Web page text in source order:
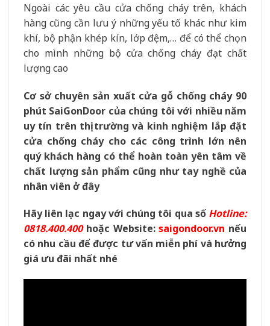
Ngoài các yêu cầu cửa chống cháy trên, khách
hàng cũng cần lưu ý những yếu tố khác như kim
khí, bộ phận khép kín, lớp đệm,… để có thể chọn
cho mình những bộ cửa chống cháy đạt chất
lượng cao
Cơ sở chuyên sản xuất cửa gỗ chống cháy 90
phút SaiGonDoor của chúng tôi với nhiều năm
uy tín trên thị trường và kinh nghiệm lắp đặt
cửa chống cháy cho các công trình lớn nên
quý khách hàng có thể hoàn toàn yên tâm về
chất lượng sản phẩm cũng như tay nghề của
nhân viên ở đây
Hãy liên lạc ngay với chúng tôi qua số Hotline:
0818.400.400hoặc Website:saigondoor.vn nếu
có nhu cầu để được tư vấn miễn phí và hưởng
giá ưu đãi nhất nhé